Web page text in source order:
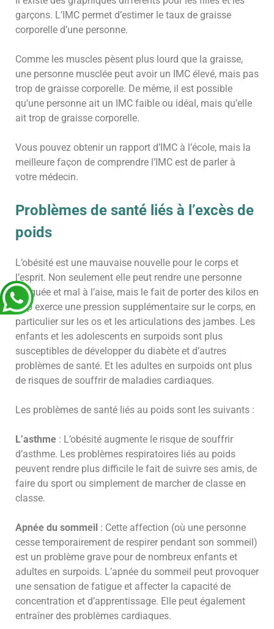
garçons. L’IMC permet d’estimer le taux de graisse
corporelle d’une personne.
Comme les muscles pèsent plus lourd que la graisse,
une personne musclée peut avoir un IMC élevé, mais pas
trop de graisse corporelle. De même, il est possible
qu’une personne ait un IMC faible ou idéal, mais qu’elle
ait trop de graisse corporelle.
Vous pouvez obtenir un rapport d’IMC à l’école, mais la
meilleure façon de comprendre l’IMC est de parler à
votre médecin.
Problèmes de santé liés à l’excès de
poids
L’obésité est une mauvaise nouvelle pour le corps et
l’esprit. Non seulement elle peut rendre une personne
fatiguée et mal à l’aise, mais le fait de porter des kilos en
trop exerce une pression supplémentaire sur le corps, en
particulier sur les os et les articulations des jambes. Les
enfants et les adolescents en surpoids sont plus
susceptibles de développer du diabète et d’autres
problèmes de santé. Et les adultes en surpoids ont plus
de risques de souffrir de maladies cardiaques.
Les problèmes de santé liés au poids sont les suivants :
L’asthme : L’obésité augmente le risque de souffrir
d’asthme. Les problèmes respiratoires liés au poids
peuvent rendre plus difficile le fait de suivre ses amis, de
faire du sport ou simplement de marcher de classe en
classe.
Apnée du sommeil : Cette affection (où une personne
cesse temporairement de respirer pendant son sommeil)
est un problème grave pour de nombreux enfants et
adultes en surpoids. L’apnée du sommeil peut provoquer
une sensation de fatigue et affecter la capacité de
concentration et d’apprentissage. Elle peut également
entraîner des problèmes cardiaques.